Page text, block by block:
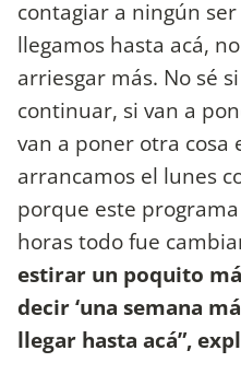
contagiar a ningún
llegamos hasta acá,
arriesgar más. No sé
continuar, si van a
van a poner otra cosa
arrancamos el lunes
porque este
horas todo fue
estirar un poquito
decir ‘una semana
llegar hasta acá”,